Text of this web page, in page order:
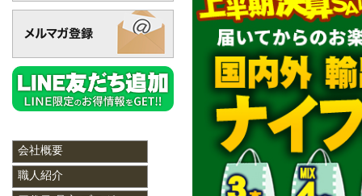
会社概要
職人紹介